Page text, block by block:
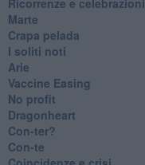
Marte
​Crapa pelada
​I soliti noti
Arie
​Vaccine Easing
No profit
Dragonheart
Con-ter?
​Con-te